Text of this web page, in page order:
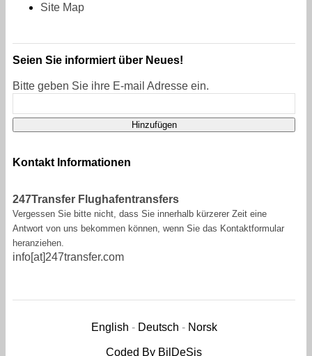
Site Map
Seien Sie informiert über Neues!
Bitte geben Sie ihre E-mail Adresse ein.
Kontakt Informationen
247Transfer Flughafentransfers
Vergessen Sie bitte nicht, dass Sie innerhalb kürzerer Zeit eine
Antwort von uns bekommen können, wenn Sie das Kontaktformular
heranziehen.
info[at]247transfer.com
English - Deutsch - Norsk
Coded By BilDeSis